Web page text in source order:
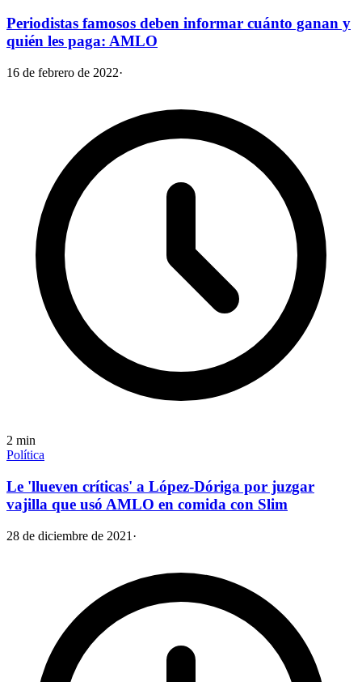
Periodistas famosos deben informar cuánto ganan y
quién les paga: AMLO
16 de febrero de 2022·
2 min
Política
Le 'llueven críticas' a López-Dóriga por juzgar
vajilla que usó AMLO en comida con Slim
28 de diciembre de 2021 ·